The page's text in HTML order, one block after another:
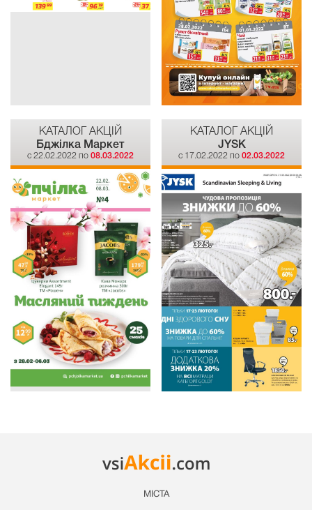
КАТАЛОГ АКЦІЙ
Бджілка Mаркет
c 22.02.2022 по 08.03.2022
КАТАЛОГ АКЦІЙ
JYSK
c 17.02.2022 по02.03.2022
МІСТА